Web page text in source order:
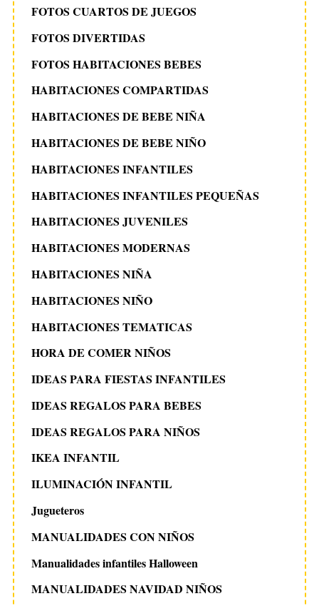
FOTOS CUARTOS DE JUEGOS
FOTOS DIVERTIDAS
FOTOS HABITACIONES BEBES
HABITACIONES COMPARTIDAS
HABITACIONES DE BEBE NIÑA
HABITACIONES DE BEBE NIÑO
HABITACIONES INFANTILES
HABITACIONES INFANTILES PEQUEÑAS
HABITACIONES JUVENILES
HABITACIONES MODERNAS
HABITACIONES NIÑA
HABITACIONES NIÑO
HABITACIONES TEMATICAS
HORA DE COMER NIÑOS
IDEAS PARA FIESTAS INFANTILES
IDEAS REGALOS PARA BEBES
IDEAS REGALOS PARA NIÑOS
IKEA INFANTIL
ILUMINACIÓN INFANTIL
Jugueteros
MANUALIDADES CON NIÑOS
Manualidades infantiles Halloween
MANUALIDADES NAVIDAD NIÑOS